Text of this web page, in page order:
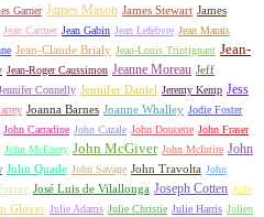
Garner James Mason James Stewart James
Jean Carmet Jean Gabin Jean Lefebvre Jean Marais
Jean-Claude Brialy Jean-Louis Trintignant Jean-
Jean-Roger Caussimon Jeanne Moreau Jeff
Connelly Jennifer Daniel Jeremy Kemp Jess
Joanna Barnes Joanne Whalley Jodie Foster
John Carradine John Cazale John Doucette John Fraser
John McEnery John McGiver John McIntire John
John Quade John Savage John Travolta John
José Luis de Vilallonga Joseph Cotten Jude
Glover Julie Adams Julie Christie Julie Harris Julien